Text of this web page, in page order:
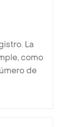
La
como
de